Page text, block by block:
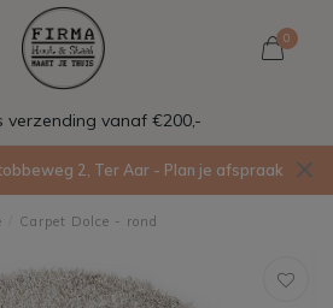
0
verzending vanaf €200,-
2, Ter Aar - Plan je afspraak
Carpet Dolce - rond